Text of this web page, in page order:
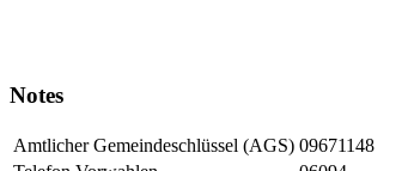
Notes
Amtlicher Gemeindeschlüssel (AGS) 09671148